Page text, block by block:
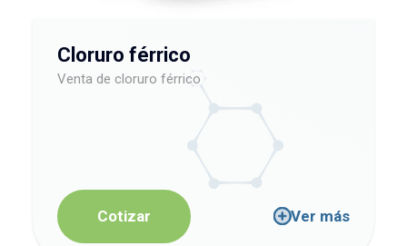
Cloruro férrico
Venta de cloruro férrico
Cotizar Ver más